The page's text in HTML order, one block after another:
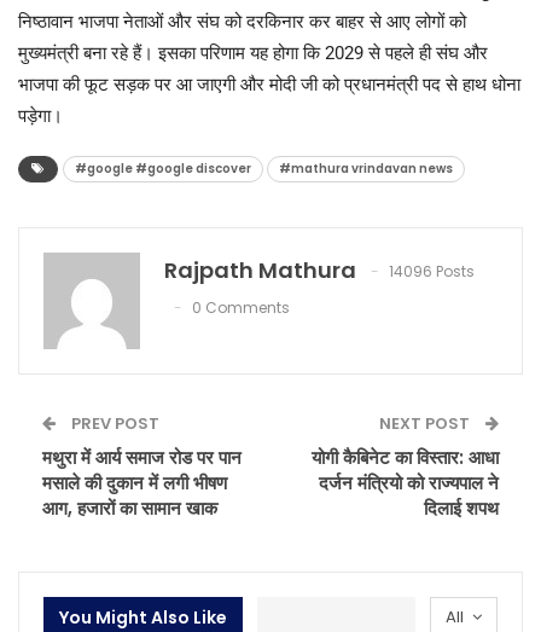
निष्ठावान भाजपा नेताओं और संघ को दरकिनार कर बाहर से आए लोगों को
मुख्यमंत्री बना रहे हैं। इसका परिणाम यह होगा कि 2029 से पहले ही संघ और
भाजपा की फूट सड़क पर आ जाएगी और मोदी जी को प्रधानमंत्री पद से हाथ धोना
पड़ेगा।
#google #google discover #mathura vrindavan news
Rajpath Mathura
14096 Posts
0 Comments
PREV POST
मथुरा में आर्य समाज रोड पर पान
मसाले की दुकान में लगी भीषण
आग, हजारों का सामान खाक
NEXT POST
योगी कैबिनेट का विस्तार: आधा
दर्जन मंत्रियो को राज्यपाल ने
दिलाई शपथ
All
You Might Also Like